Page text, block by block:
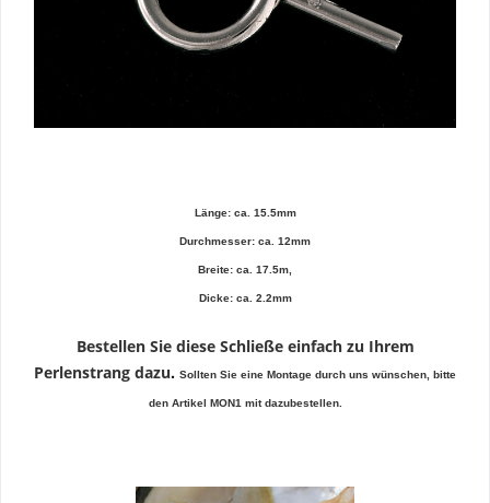
Länge: ca. 15.5mm
Durchmesser: ca. 12mm
Breite: ca. 17.5m,
Dicke: ca. 2.2mm
Bestellen Sie diese Schließe einfach zu Ihrem
Perlenstrang dazu. Sollten Sie eine Montage durch uns wünschen, bitte
den Artikel MON1 mit dazubestellen.